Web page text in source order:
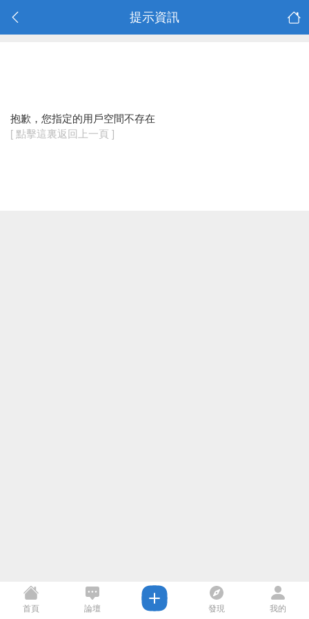
提示資訊
抱歉，您指定的用戶空間不存在
[ 點擊這裏返回上一頁 ]
首頁 論壇 發現 我的